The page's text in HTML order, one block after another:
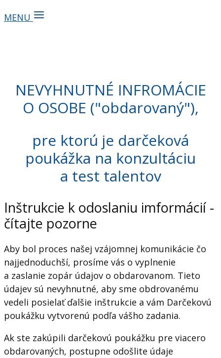
MENU
NEVYHNUTNÉ INFROMÁCIE
O OSOBE ("obdarovaný"),
pre ktorú je darčeková
poukážka na konzultáciu
a test talentov
Inštrukcie k odoslaniu imformácií -
čítajte pozorne
Aby bol proces našej vzájomnej komunikácie čo
najjednoduchší, prosíme vás o vyplnenie
a zaslanie zopár údajov o obdarovanom. Tieto
údajev sú nevyhnutné, aby sme obdrovanému
vedeli posielať ďalšie inštrukcie a vám Darčekovú
poukážku vytvorenú podľa vášho zadania.
Ak ste zakúpili darčekovú poukážku pre viacero
obdarovaných, postupne odošlite údaje